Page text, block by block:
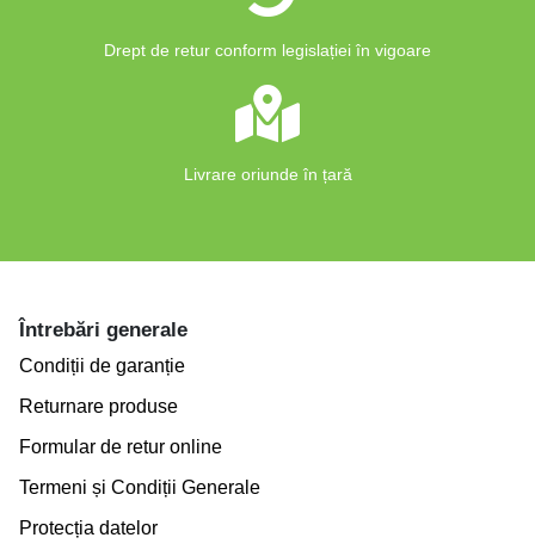
Drept de retur conform legislației în vigoare
Livrare oriunde în țară
Întrebări generale
Condiții de garanție
Returnare produse
Formular de retur online
Termeni și Condiții Generale
Protecția datelor